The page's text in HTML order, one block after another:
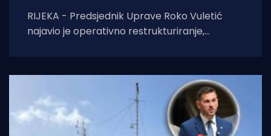
RIJEKA - Predsjednik Uprave Roko Vuletić
najavio je operativno restrukturiranje,